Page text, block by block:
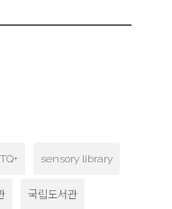
sensory library
국립도서관